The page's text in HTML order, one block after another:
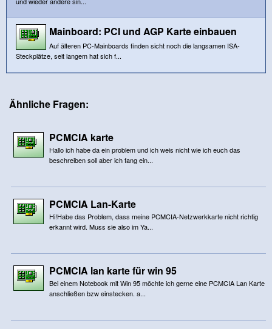
Mainboard: PCI und AGP Karte einbauen
Auf älteren PC-Mainboards finden sicht noch die langsamen ISA-
Steckplätze, seit langem hat sich f...
Ähnliche Fragen:
PCMCIA karte
Hallo ich habe da ein problem und ich weis nicht wie ich euch das
beschreiben soll aber ich fang ein...
PCMCIA Lan-Karte
Hi!Habe das Problem, dass meine PCMCIA-Netzwerkkarte nicht richtig
erkannt wird. Muss sie also im Ya...
PCMCIA lan karte für win 95
Bei einem Notebook mit Win 95 möchte ich gerne eine PCMCIA Lan Karte
anschließen bzw einstecken. a...